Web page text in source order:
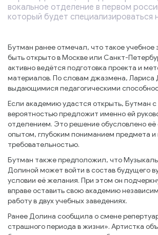
вокальное отделение в первом
который будет специализироваться
Бутман ранее отмечал, что такое учебное
быть открыто в Москве или Санкт-
активно ведётся подготовка проекта и
материалов. По словам джазмена, Лариса
выдающимися педагогическими
Если академию удастся открыть, Бутман
вероятностью предложит именно ей
отделением. Это решение обусловлено
опытом, глубоким пониманием предмета и
требовательностью.
Бутман также предположил, что
Долиной может войти в состав будущего
условии её желания. При этом он
вправе оставить свою академию
работу в двух учебных заведениях.
Ранее Долина сообщила о смене
страшного периода в жизни». Артистка